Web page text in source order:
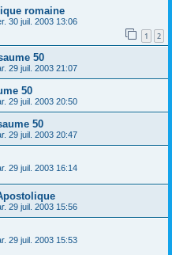
romaine
30 juil. 2003 13:06
1 2
50
29 juil. 2003 21:07
50
29 juil. 2003 20:50
50
29 juil. 2003 20:47
29 juil. 2003 16:14
29 juil. 2003 15:56
29 juil. 2003 15:53